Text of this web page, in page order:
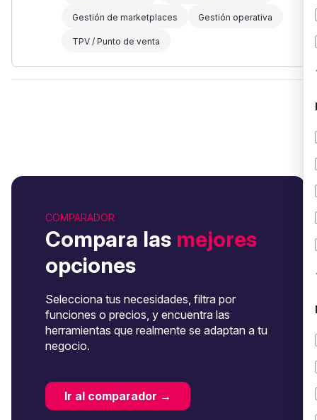
Gestión de marketplaces Gestión operativa
TPV / Punto de venta
COMPARADOR
Compara las mejores
opciones
Selecciona tus necesidades, filtra por
funciones o precios, y encuentra las
herramientas que realmente se adaptan a tu
negocio.
Ir al comparador →